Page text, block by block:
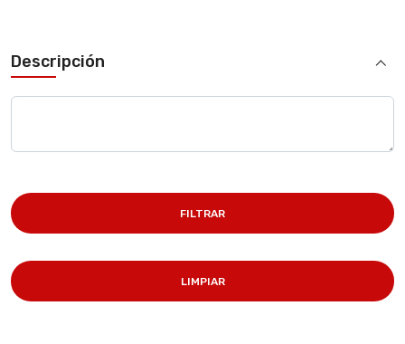
Descripción
FILTRAR
LIMPIAR